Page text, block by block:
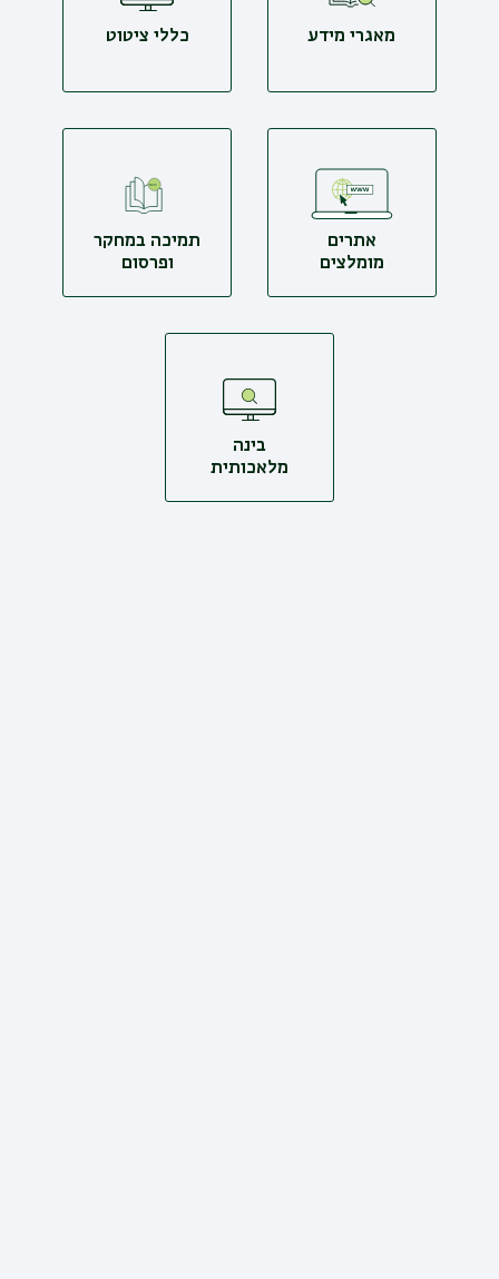
מאגרי מידע כללי ציטוט
אתרים
מומלצים
תמיכה במחקר
ופרסום
בינה
מלאכותית